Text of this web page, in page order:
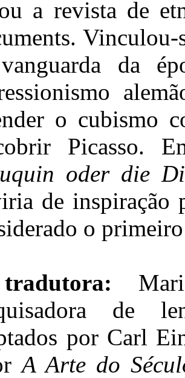
a revista de
Vinculou-
da
o cubismo
Picasso.
oder die
de inspiração
o
de
por Carl
A Arte do